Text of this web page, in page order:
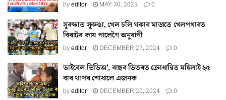
byeditor MAY 30, 2025 0
সুৰক্ষাত সুৰুঙা, খেল চলি থকাৰ মাজতে খেলপথাৰত
বিৰাটৰ কাষ পালেগৈ অনুৰাগী
byeditor DECEMBER 27, 2024 0
ভাইৰেল ভিডিঅ’, বাছৰ ভিতৰত ক্ৰোধান্বিত মহিলাই ২৫
বাৰ থাপৰ শোধালে এজনক
byeditor DECEMBER 20, 2024 0